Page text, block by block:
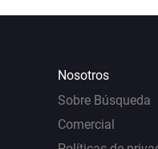
Nosotros
Sobre Búsqueda
Comercial